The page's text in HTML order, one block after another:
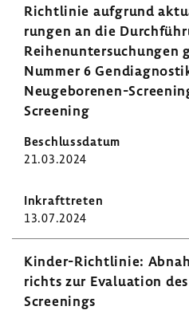
Richtlinie aufgrund
rungen an die
Reihen­un­ter­su­chungen
Nummer 6
Neugeborenen-​
Screening
21.03.2024
13.07.2024
Kinder-​Richtlinie:
richts zur Evalua­tion
Screenings